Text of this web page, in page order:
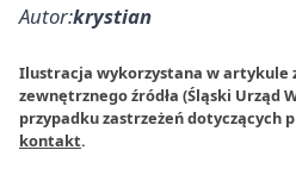
Autor:krystian
Ilustracja wykorzystana w artykule
zewnętrznego źródła (Śląski Urząd
przypadku zastrzeżeń dotyczących
kontakt.